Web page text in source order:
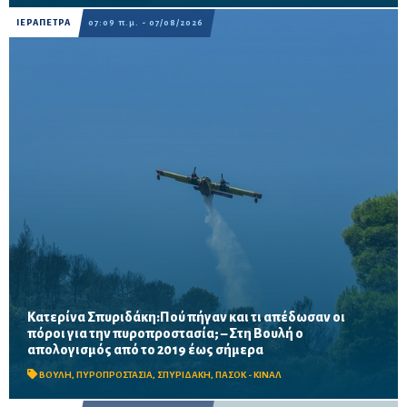
ΙΕΡΑΠΕΤΡΑ 07:09 π.μ. - 07/08/2026
Κατερίνα Σπυριδάκη:Πού πήγαν και τι απέδωσαν οι
πόροι για την πυροπροστασία; – Στη Βουλή ο
απολογισμός από το 2019 έως σήμερα
ΒΟΥΛΗ, ΠΥΡΟΠΡΟΣΤΑΣΙΑ, ΣΠΥΡΙΔΑΚΗ, ΠΑΣΟΚ - ΚΙΝΑΛ
Το ΠΑΣΟΚ ζητά πλήρη απολογισμό των χρηματοδοτήσεων από
το 2019, στοιχεία για τα προγράμματα «ΑΙΓΙΣ» και AntiNero,
καθώς και απαντήσεις για προσωπικό, οχήματα, ε...